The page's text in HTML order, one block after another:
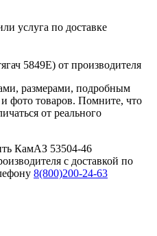
услуга по доставке
5849Е) от производителя
размерами, подробным
фото товаров. Помните, что
от реального
КамАЗ 53504-46
с доставкой по
8(800)200-24-63